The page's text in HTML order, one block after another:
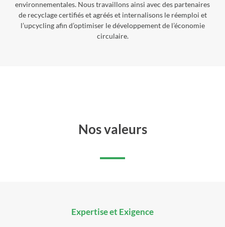
environnementales. Nous travaillons ainsi avec des partenaires
de recyclage certifiés et agréés et internalisons le réemploi et
l’upcycling afin d’optimiser le développement de l’économie
circulaire.
Nos valeurs
Expertise et Exigence